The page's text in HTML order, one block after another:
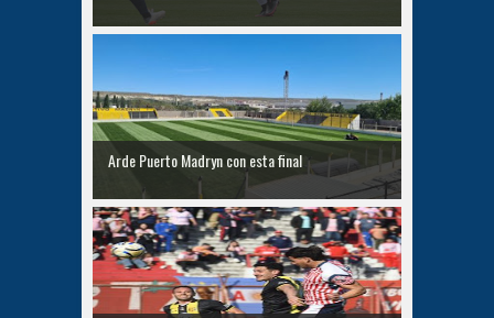
Arde Puerto Madryn con esta final